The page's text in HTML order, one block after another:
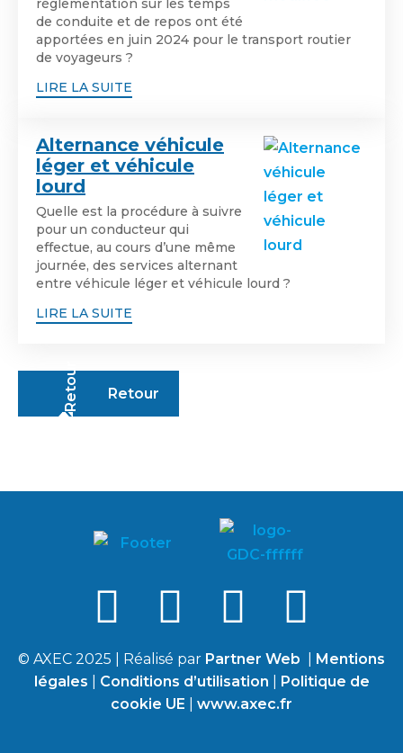
réglementation sur les temps
de conduite et de repos ont été
apportées en juin 2024 pour le transport routier
de voyageurs ?
LIRE LA SUITE
Alternance véhicule
léger et véhicule
lourd
Quelle est la procédure à suivre
pour un conducteur qui
effectue, au cours d’une même
journée, des services alternant
entre véhicule léger et véhicule lourd ?
LIRE LA SUITE
Retour
© AXEC 2025 | Réalisé par Partner Web
Mentions
légales
Conditions d’utilisation
Politique de
cookie UE
www.axec.fr